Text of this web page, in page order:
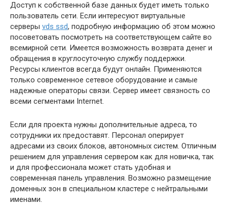
Доступ к собственной базе данных будет иметь только
пользователь сети. Если интересуют виртуальные
серверы vds ssd, подробную информацию об этом можно
посоветовать посмотреть на соответствующем сайте во
всемирной сети. Имеется возможность возврата денег и
обращения в круглосуточную службу поддержки.
Ресурсы клиентов всегда будут онлайн. Применяются
только современное сетевое оборудование и самые
надежные операторы связи. Сервер имеет связность со
всеми сегментами Internet.
Если для проекта нужны дополнительные адреса, то
сотрудники их предоставят. Персонал оперирует
адресами из своих блоков, автономных систем. Отличным
решением для управления сервером как для новичка, так
и для профессионала может стать удобная и
современная панель управления. Возможно размещение
доменных зон в специальном кластере с нейтральными
именами.